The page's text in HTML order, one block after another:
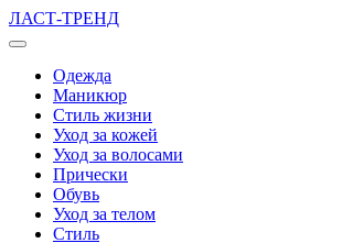
Перейти
к
ЛАСТ-ТРЕНД
Вне
холстаОдежда
Маникюр
Стиль жизни
Уход за кожей
Уход за волосами
Прически
Обувь
Уход за телом
Стиль